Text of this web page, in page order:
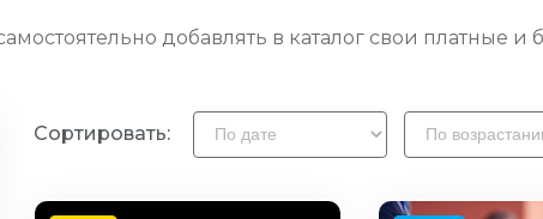
добавлять в каталог свои платные и
Сортировать: